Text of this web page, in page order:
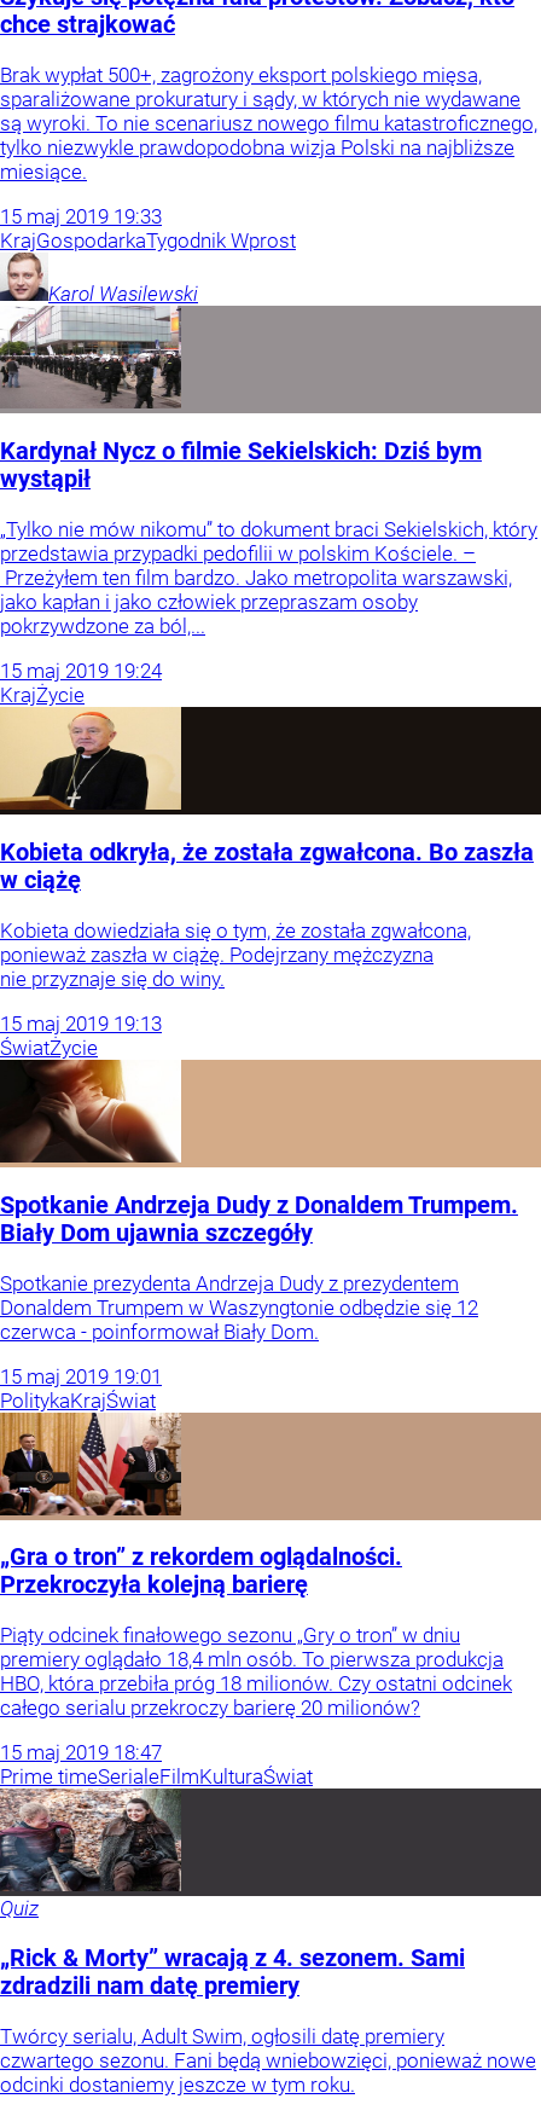
chce strajkować
Brak wypłat 500+, zagrożony eksport polskiego mięsa,
sparaliżowane prokuratury i sądy, w których nie wydawane
są wyroki. To nie scenariusz nowego filmu katastroficznego,
tylko niezwykle prawdopodobna wizja Polski na najbliższe
miesiące.
15 maj 2019 19:33
KrajGospodarkaTygodnik Wprost
Karol Wasilewski
Kardynał Nycz o filmie Sekielskich: Dziś bym
wystąpił
„Tylko nie mów nikomu” to dokument braci Sekielskich, który
przedstawia przypadki pedofilii w polskim Kościele. –
Przeżyłem ten film bardzo. Jako metropolita warszawski,
jako kapłan i jako człowiek przepraszam osoby
pokrzywdzone za ból,...
15 maj 2019 19:24
KrajŻycie
Kobieta odkryła, że została zgwałcona. Bo zaszła
w ciążę
Kobieta dowiedziała się o tym, że została zgwałcona,
ponieważ zaszła w ciążę. Podejrzany mężczyzna
nie przyznaje się do winy.
15 maj 2019 19:13
ŚwiatŻycie
Spotkanie Andrzeja Dudy z Donaldem Trumpem.
Biały Dom ujawnia szczegóły
Spotkanie prezydenta Andrzeja Dudy z prezydentem
Donaldem Trumpem w Waszyngtonie odbędzie się 12
czerwca - poinformował Biały Dom.
15 maj 2019 19:01
PolitykaKrajŚwiat
„Gra o tron” z rekordem oglądalności.
Przekroczyła kolejną barierę
Piąty odcinek finałowego sezonu „Gry o tron” w dniu
premiery oglądało 18,4 mln osób. To pierwsza produkcja
HBO, która przebiła próg 18 milionów. Czy ostatni odcinek
całego serialu przekroczy barierę 20 milionów?
15 maj 2019 18:47
Prime timeSerialeFilmKulturaŚwiat
Quiz
„Rick & Morty” wracają z 4. sezonem. Sami
zdradzili nam datę premiery
Twórcy serialu, Adult Swim, ogłosili datę premiery
czwartego sezonu. Fani będą wniebowzięci, ponieważ nowe
odcinki dostaniemy jeszcze w tym roku.